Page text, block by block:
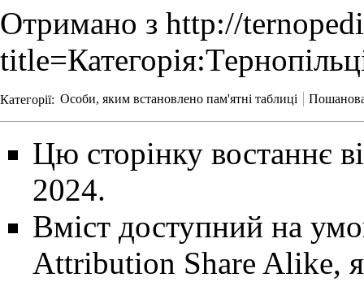
Отримано з http://
Категорії: Особи, яким встановлено пам'ятні таблиці
Цю сторінку востаннє
2024.
Вміст доступний на
Attribution Share Alike,